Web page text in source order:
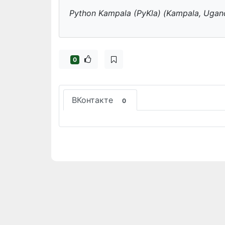
Python Kampala (PyKla) (Kampala,
0
ВКонтакте 0